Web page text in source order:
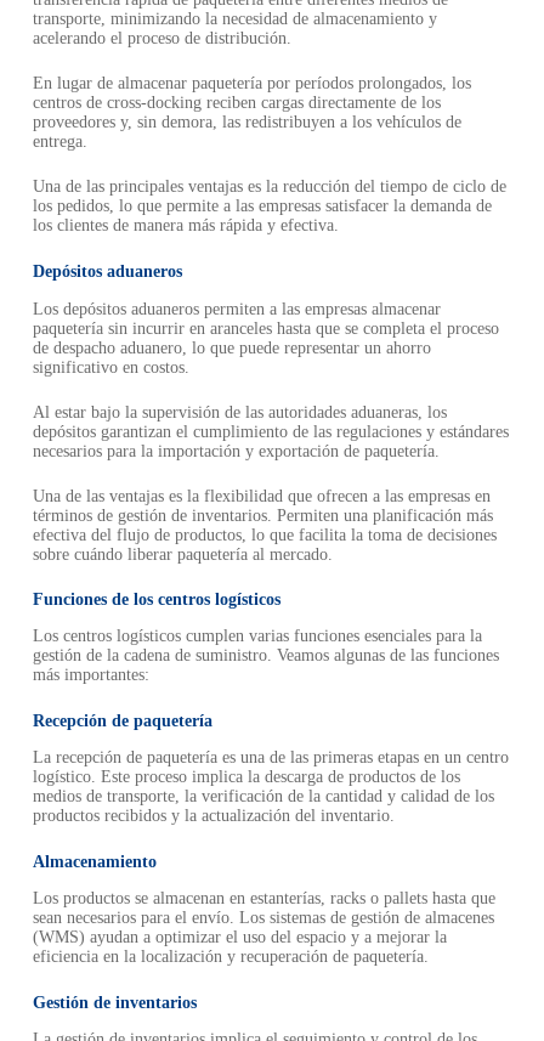
transporte, minimizando la necesidad de almacenamiento y
acelerando el proceso de distribución.
En lugar de almacenar paquetería por períodos prolongados, los
centros de cross-docking reciben cargas directamente de los
proveedores y, sin demora, las redistribuyen a los vehículos de
entrega.
Una de las principales ventajas es la reducción del tiempo de ciclo de
los pedidos, lo que permite a las empresas satisfacer la demanda de
los clientes de manera más rápida y efectiva.
Depósitos aduaneros
Los depósitos aduaneros permiten a las empresas almacenar
paquetería sin incurrir en aranceles hasta que se completa el proceso
de despacho aduanero, lo que puede representar un ahorro
significativo en costos.
Al estar bajo la supervisión de las autoridades aduaneras, los
depósitos garantizan el cumplimiento de las regulaciones y estándares
necesarios para la importación y exportación de paquetería.
Una de las ventajas es la flexibilidad que ofrecen a las empresas en
términos de gestión de inventarios. Permiten una planificación más
efectiva del flujo de productos, lo que facilita la toma de decisiones
sobre cuándo liberar paquetería al mercado.
Funciones de los centros logísticos
Los centros logísticos cumplen varias funciones esenciales para la
gestión de la cadena de suministro. Veamos algunas de las funciones
más importantes:
Recepción de paquetería
La recepción de paquetería es una de las primeras etapas en un centro
logístico. Este proceso implica la descarga de productos de los
medios de transporte, la verificación de la cantidad y calidad de los
productos recibidos y la actualización del inventario.
Almacenamiento
Los productos se almacenan en estanterías, racks o pallets hasta que
sean necesarios para el envío. Los sistemas de gestión de almacenes
(WMS) ayudan a optimizar el uso del espacio y a mejorar la
eficiencia en la localización y recuperación de paquetería.
Gestión de inventarios